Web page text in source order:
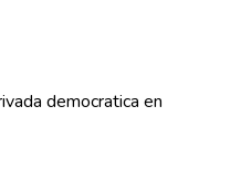
democratica en